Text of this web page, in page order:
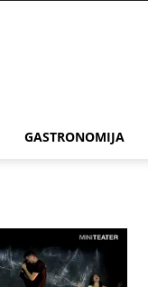
GASTRONOMIJA